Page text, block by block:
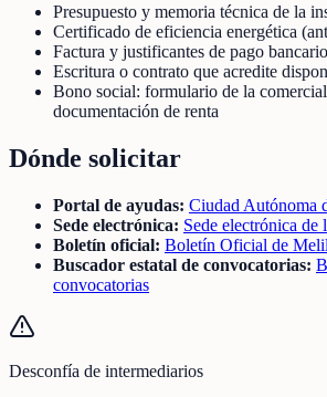
Presupuesto y memoria técnica de la
Certificado de eficiencia energética
Factura y justificantes de pago bancario
Escritura o contrato que acredite
Bono social: formulario de la
documentación de renta
Dónde solicitar
Portal de ayudas: Ciudad Autónoma
Sede electrónica: Sede electrónica
Boletín oficial: Boletín Oficial de
Buscador estatal de convocatorias:
convocatorias
Desconfía de intermediarios